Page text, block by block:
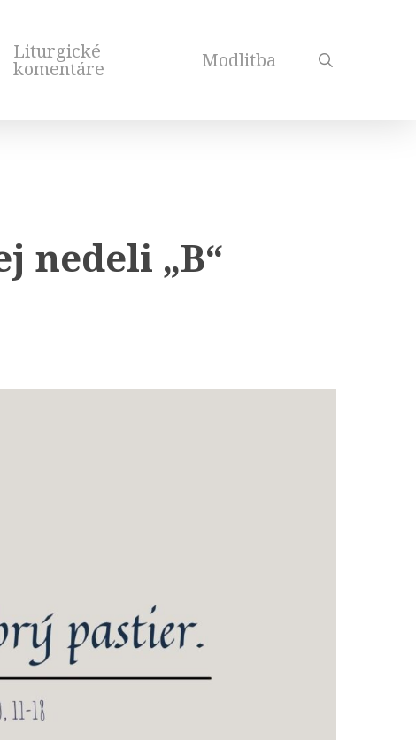
Liturgické
komentáre Modlitba
nedeli „B“